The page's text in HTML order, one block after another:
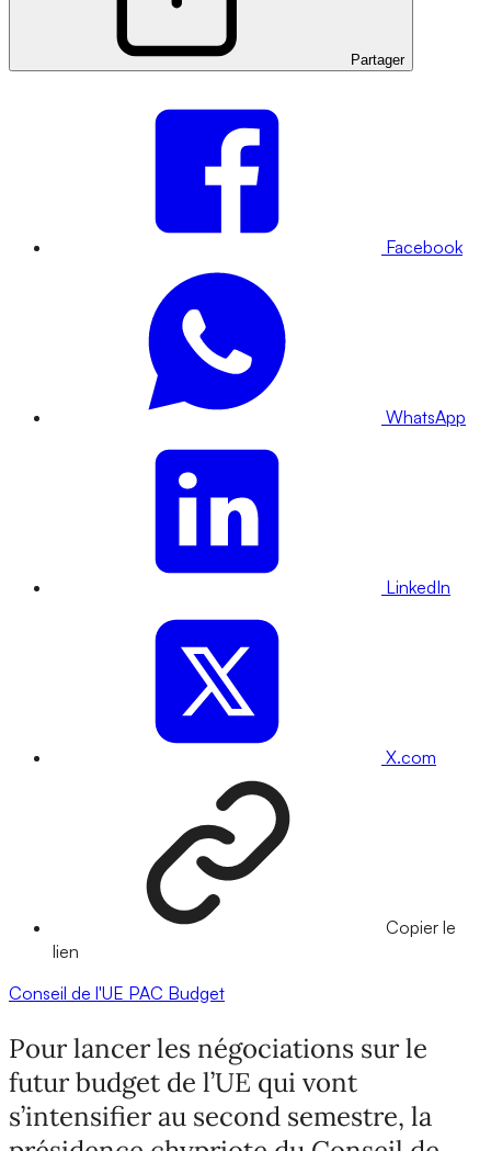
Partager
Facebook
WhatsApp
LinkedIn
X.com
Copier le
lien
Conseil de l'UE PAC Budget
Pour lancer les négociations sur le
futur budget de l’UE qui vont
s’intensifier au second semestre, la